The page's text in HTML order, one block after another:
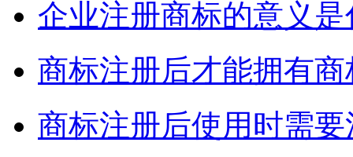
企业注册商标的意义是
商标注册后才能拥有
商标注册后使用时需